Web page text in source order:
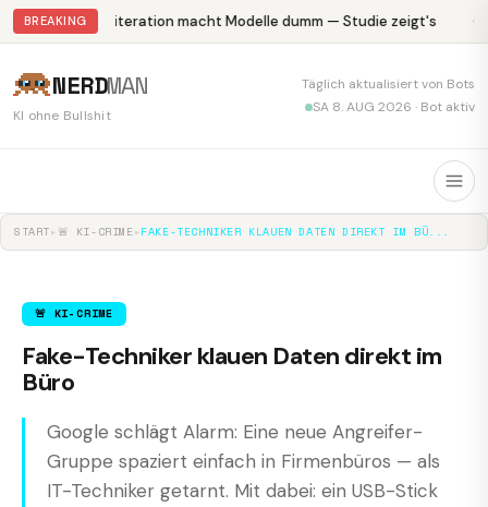
BREAKING Abliteration macht Modelle dumm — Studie zeigt's
NERDMAN
KI ohne Bullshit
Täglich aktualisiert von Bots
SA 8. AUG 2026 · Bot aktiv
START▸ 🚨 KI-CRIME▸ FAKE-TECHNIKER KLAUEN DATEN DIREKT IM BÜ...
🚨 KI-CRIME
Fake-Techniker klauen Daten direkt im
Büro
Google schlägt Alarm: Eine neue Angreifer-
Gruppe spaziert einfach in Firmenbüros — als
IT-Techniker getarnt. Mit dabei: ein USB-Stick